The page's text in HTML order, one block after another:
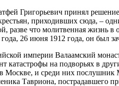
Григорьевич принял
приходивших сюда, –
разве что молитвенная
26 июня 1912 года, он был
империи Валаамский
на подворьях в
Москве, и среди них
Тавриона, пострадавшего